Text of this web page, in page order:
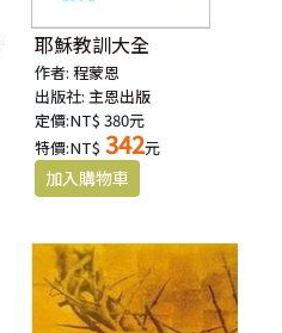
耶穌教訓大全
作者:程蒙恩
出版社:主恩出版
定價:NT$ 380元
特價:NT$ 342元